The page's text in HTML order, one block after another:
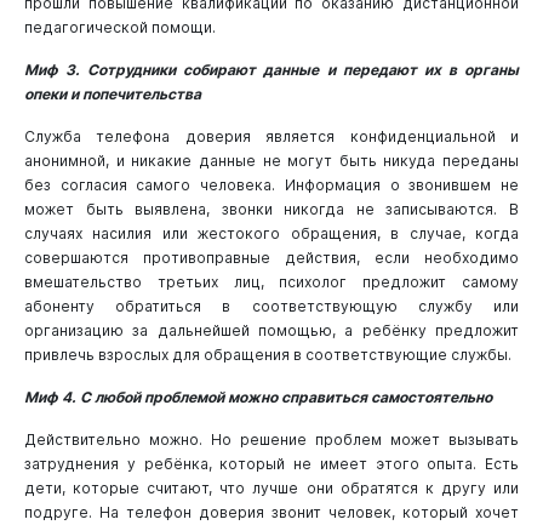
педагогической помощи.
Миф 3. Сотрудники собирают данные и передают их в органы
опеки и попечительства
Служба телефона доверия является конфиденциальной и
анонимной, и никакие данные не могут быть никуда переданы
без согласия самого человека. Информация о звонившем не
может быть выявлена, звонки никогда не записываются. В
случаях насилия или жестокого обращения, в случае, когда
совершаются противоправные действия, если необходимо
вмешательство третьих лиц, психолог предложит самому
абоненту обратиться в соответствующую службу или
организацию за дальнейшей помощью, а ребёнку предложит
привлечь взрослых для обращения в соответствующие службы.
Миф 4. С любой проблемой можно справиться самостоятельно
Действительно можно. Но решение проблем может вызывать
затруднения у ребёнка, который не имеет этого опыта. Есть
дети, которые считают, что лучше они обратятся к другу или
подруге. На телефон доверия звонит человек, который хочет